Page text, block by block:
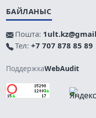
БАЙЛАНЫС
Пошта:
Тел: +7 707 878 85 89
ПоддержкаWebAudit